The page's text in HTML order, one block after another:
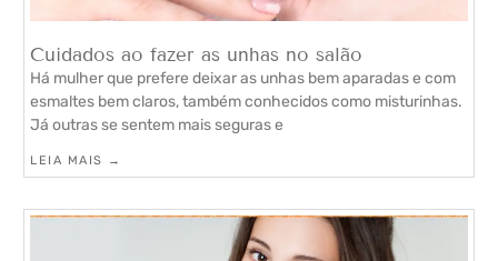
Cuidados ao fazer as unhas no salão
Há mulher que prefere deixar as unhas bem aparadas e com
esmaltes bem claros, também conhecidos como misturinhas.
Já outras se sentem mais seguras e
LEIA MAIS →